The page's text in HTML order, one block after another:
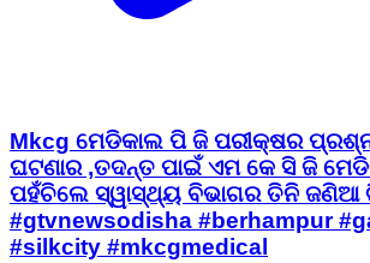
Mkcg ମେଡିକାଲ ପି ଜି ପରୀକ୍ଷର
ଘଟଣାର ,ତଦନ୍ତ ପାଇଁ ଏମ କେ ସି ଜି
ପହଁଚିଲେ ସ୍ୱାସ୍ଥ୍ୟ ବିଭାଗର ତିନି ଜଣିଆ
#gtvnewsodisha #berhampur
#silkcity #mkcgmedical